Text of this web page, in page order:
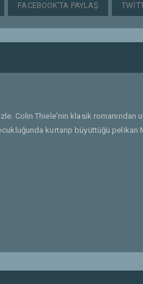
FACEBOOK'TA PAYLAŞ
Colin Thiele'nin klasik romanından
kurtarıp büyüttüğü